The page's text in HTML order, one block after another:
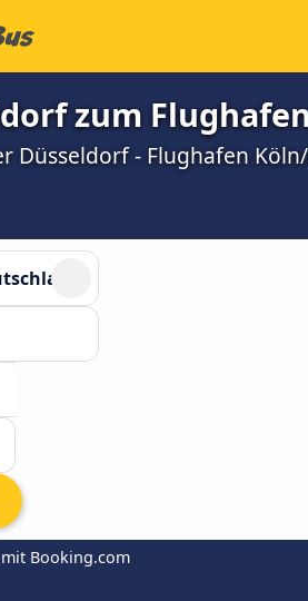
zum
Düsseldorf - Flughafen
Booking.com